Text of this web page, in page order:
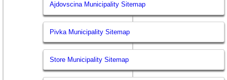
Ajdovscina Municipality Sitemap
Pivka Municipality Sitemap
Store Municipality Sitemap